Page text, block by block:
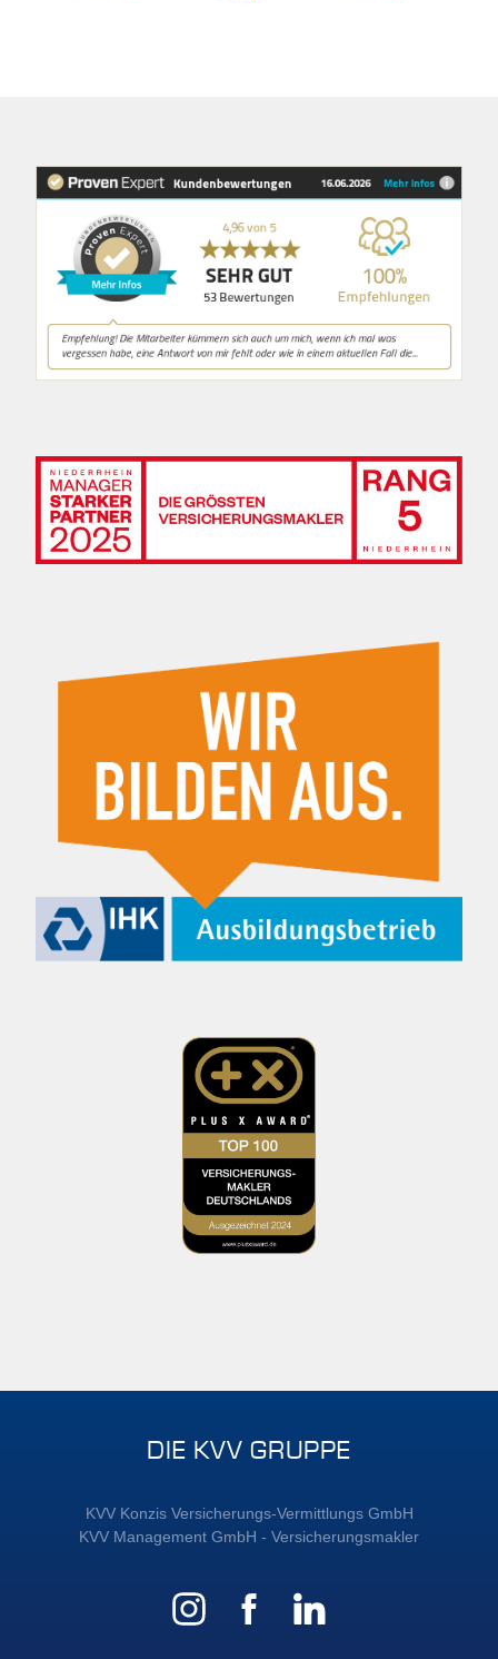
DIE KVV GRUPPE
KVV Konzis Versicherungs-Vermittlungs GmbH
KVV Management GmbH - Versicherungsmakler